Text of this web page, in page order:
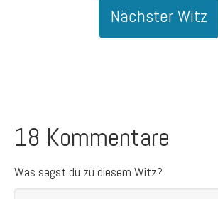
Nächster Witz
18 Kommentare
Was sagst du zu diesem Witz?